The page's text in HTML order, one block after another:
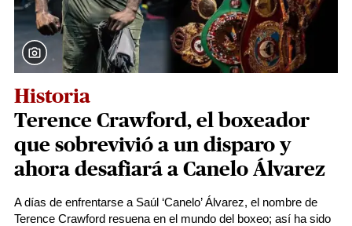
Historia
Terence Crawford, el boxeador
que sobrevivió a un disparo y
ahora desafiará a Canelo Álvarez
A días de enfrentarse a Saúl ‘Canelo’ Álvarez, el nombre de
Terence Crawford resuena en el mundo del boxeo; así ha sido